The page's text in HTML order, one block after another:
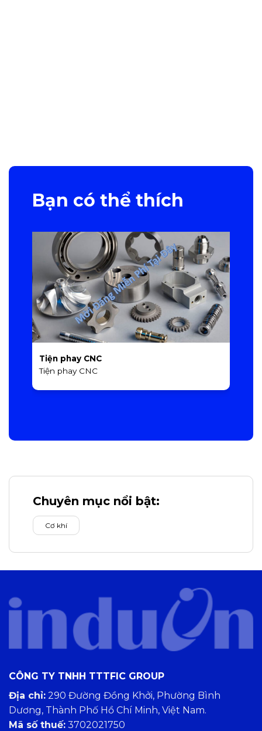
Bạn có thể thích
Tiện phay CNC
Tiện phay CNC
Chuyên mục nổi bật:
Cơ khí
CÔNG TY TNHH TTTFIC GROUP
Địa chỉ: 290 Đường Đồng Khởi, Phường Bình
Dương, Thành Phố Hồ Chí Minh, Việt Nam.
Mã số thuế: 3702021750